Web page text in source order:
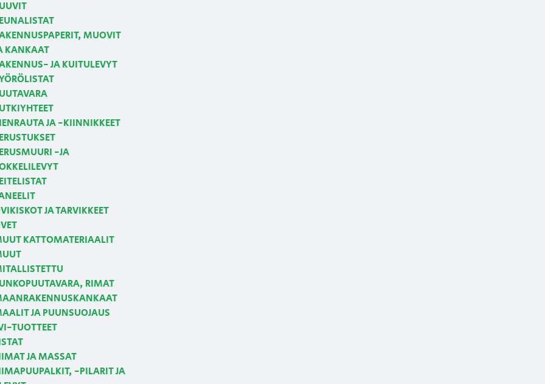
MUOVIT
KANKAAT
JA KUITULEVYT
JA -KIINNIKKEET
-JA
JA TARVIKKEET
KATTOMATERIAALIT
RIMAT
JA PUUNSUOJAUS
TUOTTEET
JA MASSAT
-PILARIT JA